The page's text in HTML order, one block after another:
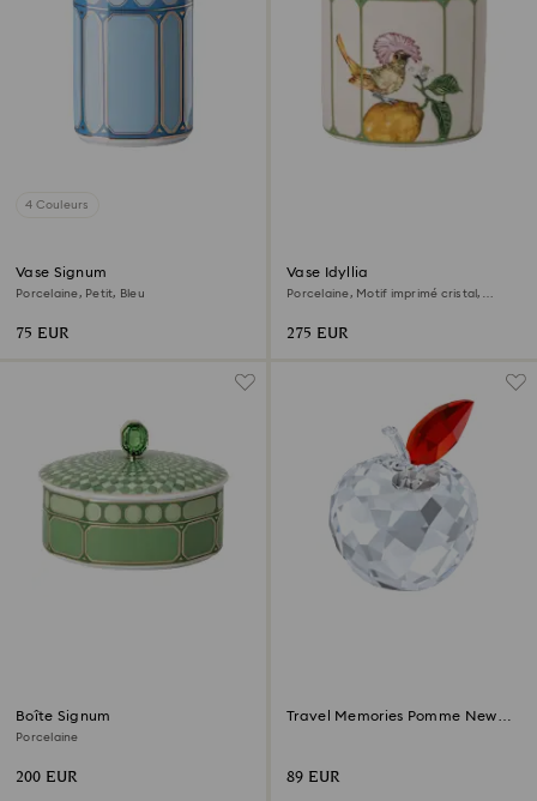
4 Couleurs
Vase Signum
Porcelaine, Petit, Bleu
75 EUR
Vase Idyllia
Porcelaine, Motif imprimé cristal,
275 EUR
Boîte Signum
Porcelaine
200 EUR
Travel Memories Pomme New
89 EUR